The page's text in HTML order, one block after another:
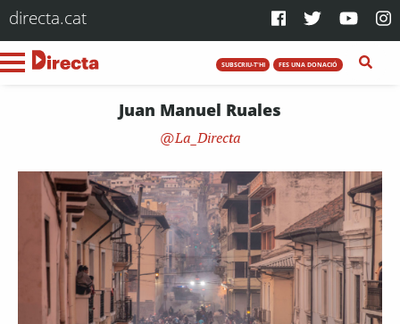
directa.cat
SUBSCRIU-T'HI FES UNA DONACIÓ
Juan Manuel Ruales
La_Directa